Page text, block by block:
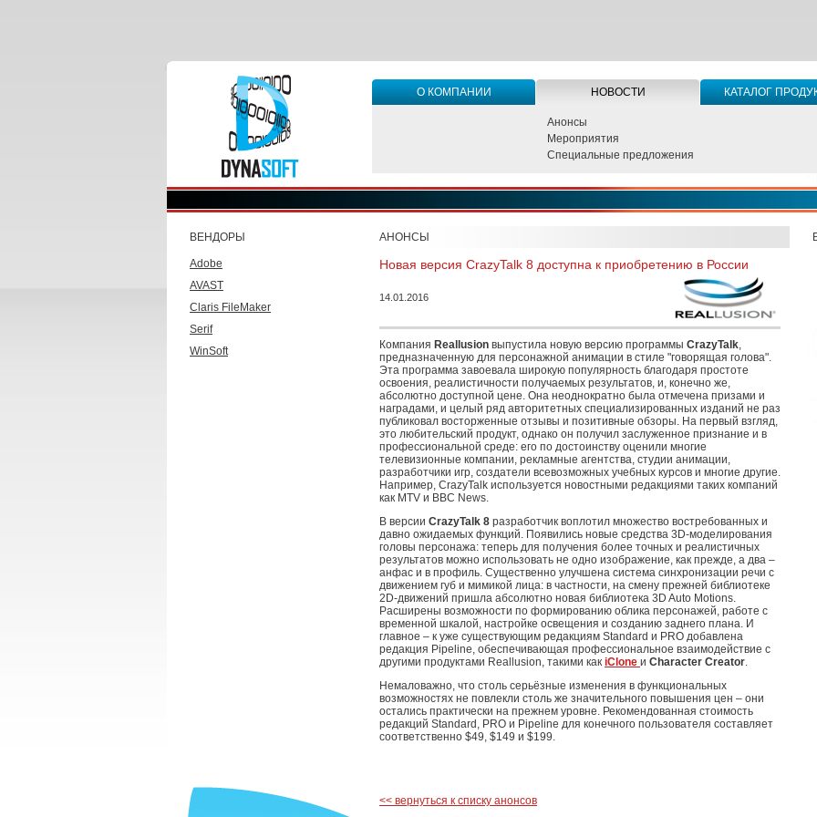
О КОМПАНИИ НОВОСТИ КАТАЛОГ
Анонсы
Мероприятия
Специальные предложения
ВЕНДОРЫ
Adobe
AVAST
Claris FileMaker
Serif
WinSoft
АНОНСЫ
Новая версия CrazyTalk 8 доступна к приобретению в России
14.01.2016
Компания Reallusion выпустила новую версию программы CrazyTalk,
предназначенную для персонажной анимации в стиле "говорящая голова".
Эта программа завоевала широкую популярность благодаря простоте
освоения, реалистичности получаемых результатов, и, конечно же,
абсолютно доступной цене. Она неоднократно была отмечена призами и
наградами, и целый ряд авторитетных специализированных изданий не раз
публиковал восторженные отзывы и позитивные обзоры. На первый взгляд,
это любительский продукт, однако он получил заслуженное признание и в
профессиональной среде: его по достоинству оценили многие
телевизионные компании, рекламные агентства, студии анимации,
разработчики игр, создатели всевозможных учебных курсов и многие другие.
Например, CrazyTalk используется новостными редакциями таких компаний
как MTV и BBC News.
В версии CrazyTalk 8 разработчик воплотил множество востребованных и
давно ожидаемых функций. Появились новые средства 3D-моделирования
головы персонажа: теперь для получения более точных и реалистичных
результатов можно использовать не одно изображение, как прежде, а два –
анфас и в профиль. Существенно улучшена система синхронизации речи с
движением губ и мимикой лица: в частности, на смену прежней библиотеке
2D-движений пришла абсолютно новая библиотека 3D Auto Motions.
Расширены возможности по формированию облика персонажей, работе с
временной шкалой, настройке освещения и созданию заднего плана. И
главное – к уже существующим редакциям Standard и PRO добавлена
редакция Pipeline, обеспечивающая профессиональное взаимодействие с
другими продуктами Reallusion, такими как iClone и Character Creator.
Немаловажно, что столь серьёзные изменения в функциональных
возможностях не повлекли столь же значительного повышения цен – они
остались практически на прежнем уровне. Рекомендованная стоимость
редакций Standard, PRO и Pipeline для конечного пользователя составляет
соответственно $49, $149 и $199.
<< вернуться к списку анонсов